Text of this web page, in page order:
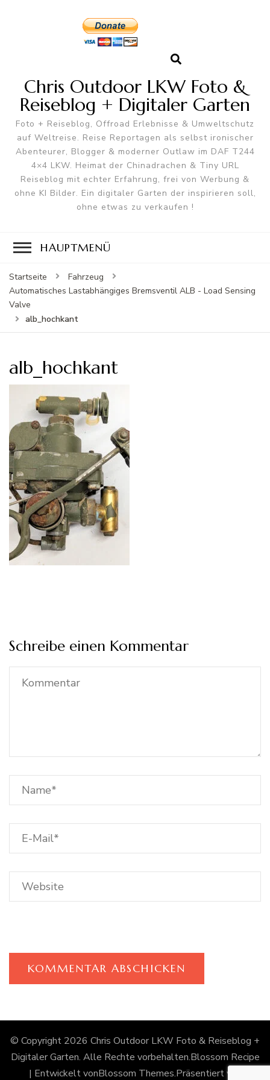
Chris Outdoor LKW Foto &
Reiseblog + Digitaler Garten
Foto + Reiseblog, Offroad Erlebnisse & Umweltschutz
auf Weltreise. Reise Reportagen als selbst ironischer
Abenteurer, Blogger & moderner Outlaw im DAF T244
4×4 LKW. Heimat der Chinadrachen & Tiny URL
Reiseblog mit echter Erfahrung, frei von Werbung &
ohne KI Bilder. Ein digitaler Garten der inspirieren soll,
ohne etwas zu verkaufen !
HAUPTMENÜ
Startseite
Fahrzeug
Automatisches Lastabhängiges Bremsventil ALB - Load Sensing
Valve
alb_hochkant
alb_hochkant
Schreibe einen Kommentar
© Copyright 2026 Chris Outdoor LKW Foto & Reiseblog +
Digitaler Garten. Alle Rechte vorbehalten.Blossom Recipe
| Entwickelt vonBlossom Themes.Präsentiert von